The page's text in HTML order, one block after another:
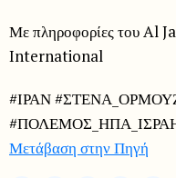
Με πληροφορίες του Al
International
#ΙΡΑΝ
Μετάβαση στην Πηγή